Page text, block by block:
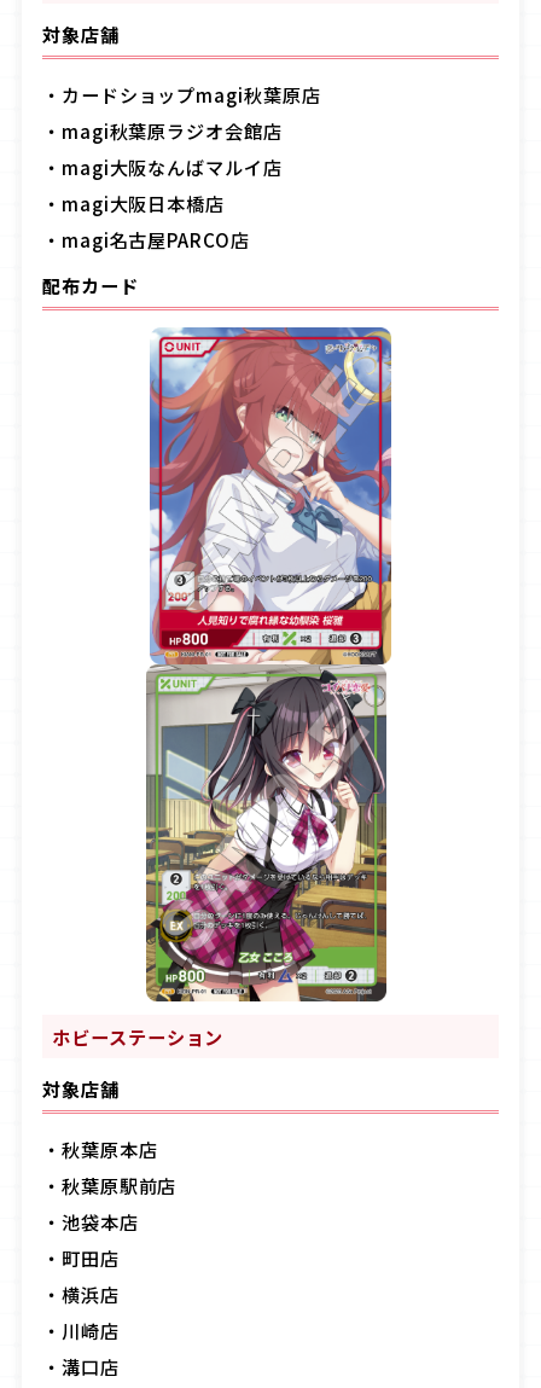
対象店舗
・カードショップmagi秋葉原店
・magi秋葉原ラジオ会館店
・magi大阪なんばマルイ店
・magi大阪日本橋店
・magi名古屋PARCO店
配布カード
ホビーステーション
対象店舗
・秋葉原本店
・秋葉原駅前店
・池袋本店
・町田店
・横浜店
・川崎店
・溝口店